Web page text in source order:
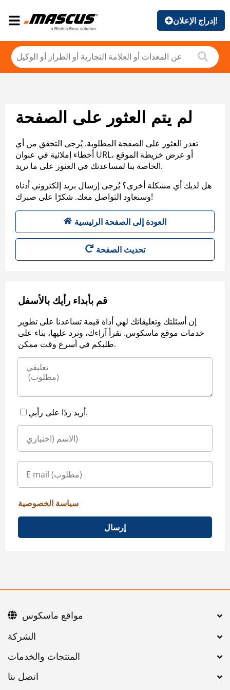
إدراج الإعلان!
لم يتم العثور على الصفحة
تعذر العثور على الصفحة المطلوبة. يُرجى التحقق من أي
أخطاء إملائية في عنوان URL، أو عرض خريطة الموقع
الخاصة بنا لمساعدتك في العثور على ما تريد.
هل لديك أي مشكلة أخرى؟ يُرجى إرسال بريد إلكتروني أدناه
وسنعاود التواصل معك. شكرًا على صبرك!
العودة إلى الصفحة الرئيسية
تحديث الصفحة
قم بأبداء رأيك بالأسفل
إن أسئلتك وتعليقاتك لهي أداة قيمة تساعدنا على تطوير
خدمات موقع ماسكوس. نقرأ آراءك، ونرد عليها، بناء على
طلبكم في أسرع وقت ممكن.
أريد ردًا على رأيي.
سياسة الخصوصية
إرسال
اتصل بنا
مواقع ماسكوس